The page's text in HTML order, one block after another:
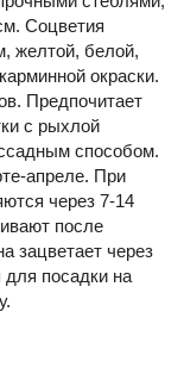
Соцветия
желтой, белой,
окраски.
Предпочитает
с рыхлой
способом.
апреле. При
через 7-14
после
зацветает через
посадки на